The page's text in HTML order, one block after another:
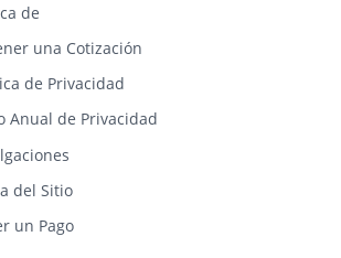
de
una Cotización
de Privacidad
Anual de Privacidad
del Sitio
un Pago